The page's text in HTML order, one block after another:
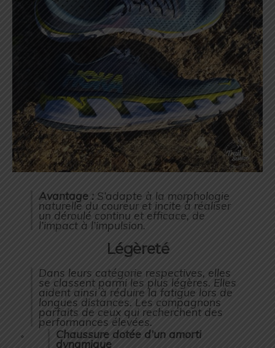
Avantage : S’adapte à la morphologie
naturelle du coureur et incite à réaliser
un déroulé continu et efficace, de
l’impact à l’impulsion.
Légèreté
Dans leurs catégorie respectives, elles
se classent parmi les plus légères. Elles
aident ainsi à réduire la fatigue lors de
longues distances. Les compagnons
parfaits de ceux qui recherchent des
performances élevées.
Chaussure dotée d’un amorti
dynamique